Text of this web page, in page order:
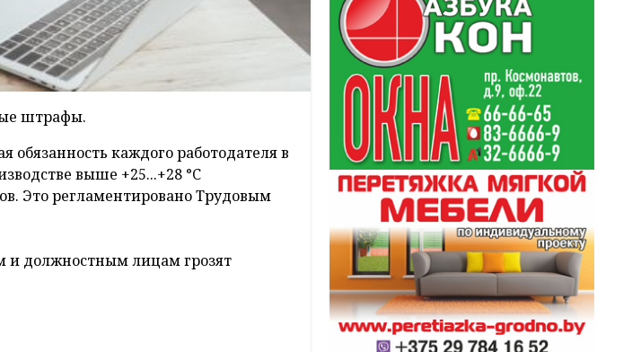
штрафы.
обязанность каждого работодателя в
выше +25...+28 °C
Это регламентировано Трудовым
и должностным лицам грозят